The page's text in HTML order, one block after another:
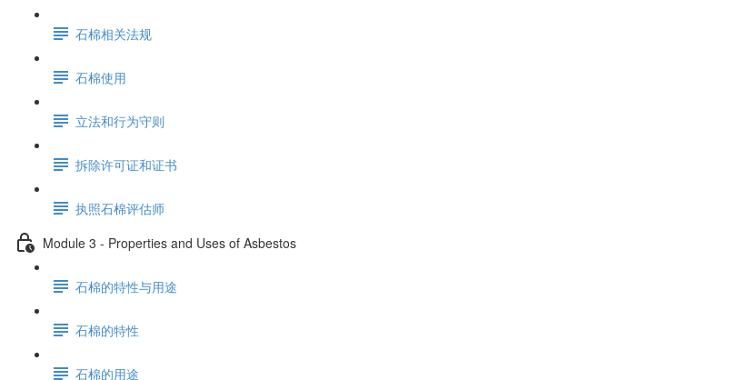
石棉相关法规
石棉使用
立法和行为守则
拆除许可证和证书
执照石棉评估师
Module 3 - Properties and Uses of Asbestos
石棉的特性与用途
石棉的特性
石棉的用途